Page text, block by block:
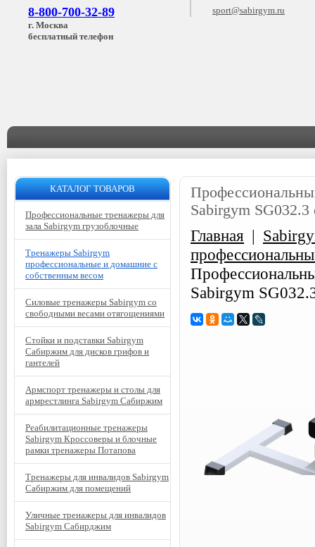
8-800-700-32-89
г. Москва
бесплатный телефон
sport@sabirgym.ru
Sabirgym SG032.3
Главная |
Sabirgym
КАТАЛОГ ТОВАРОВ
Профессиональные тренажеры для
зала Sabirgym грузоблочные
Тренажеры Sabirgym
профессиональные и домашние с
собственным весом
Силовые тренажеры Sabirgym со
свободными весами отягощениями
Стойки и подставки Sabirgym
Сабиржим для дисков грифов и
гантелей
Армспорт тренажеры и столы для
армрестлинга Sabirgym Сабиржим
Реабилитационные тренажеры
Sabirgym Кроссоверы и блочные
рамки тренажеры Потапова
Тренажеры для инвалидов Sabirgym
Сабиржим для помещений
Уличные тренажеры для инвалидов
Sabirgym Сабирджим